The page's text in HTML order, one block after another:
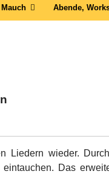
Abende,
Liedern wieder.
Das